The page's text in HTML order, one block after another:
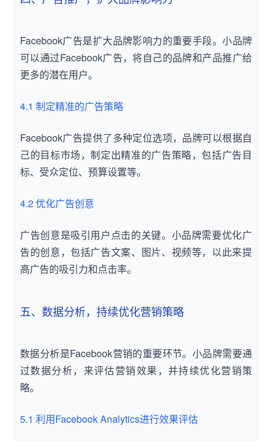
Facebook广告是扩大品牌影响力的重要手段。小品牌
可以通过Facebook广告，将自己的品牌和产品推广给
更多的潜在用户。
4.1 制定精准的广告策略
Facebook广告提供了多种定位选项，品牌可以根据自
己的目标市场，制定出精准的广告策略，包括广告目
标、受众定位、预算设置等。
4.2 优化广告创意
广告创意是吸引用户点击的关键。小品牌需要优化广
告的创意，包括广告文案、图片、视频等，以此来提
高广告的吸引力和点击率。
五、数据分析，持续优化营销策略
数据分析是Facebook营销的重要环节。小品牌需要通
过数据分析，来评估营销效果，并持续优化营销策
略。
5.1 利用Facebook Analytics进行效果评估